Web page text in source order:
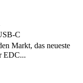
C
Markt, das neueste
EDC...